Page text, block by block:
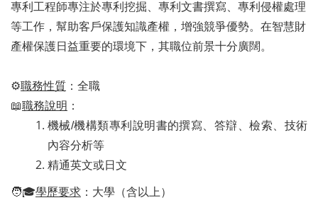
專利工程師專注於專利挖掘、專利文書撰寫、專利侵權處理
等工作，幫助客戶保護知識產權，增強競爭優勢。在智慧財
產權保護日益重要的環境下，其職位前景十分廣闊。
⚙職務性質 ：全職
📖職務說明 ：
機械/機構類專利說明書的撰寫、答辯、檢索、技術
內容分析等
精通英文或日文
🧑🎓學歷要求 ：大學（含以上）